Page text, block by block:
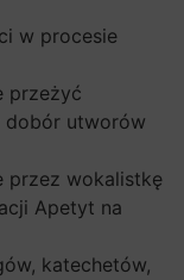
w procesie
przeżyć
dobór utworów
przez wokalistkę
Apetyt na
katechetów,